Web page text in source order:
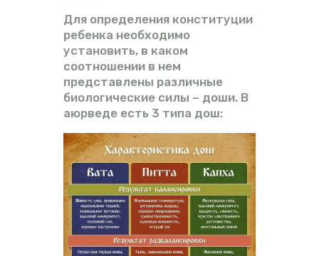
Для определения конституции
ребенка необходимо
установить, в каком
соотношении в нем
представлены различные
биологические силы – доши. В
аюрведе есть 3 типа дош: